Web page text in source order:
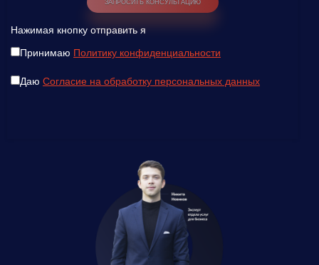
Нажимая кнопку отправить я
Принимаю Политику конфиденциальности
Даю Согласие на обработку персональных данных
Введите ваш номер телефона и мы вам
Нажимая кнопку отправить я